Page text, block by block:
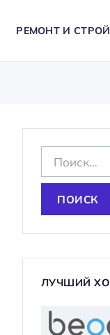
РЕМОНТ И
а
т
и
ЛУЧШИЙ